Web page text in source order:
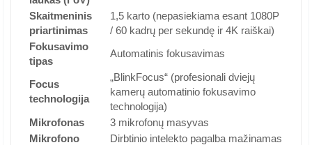
Skaitmeninis
priartinimas
1,5 karto (nepasiekiama esant 1080P
/ 60 kadrų per sekundę ir 4K raiškai)
Fokusavimo
tipas
Automatinis fokusavimas
Focus
technologija
„BlinkFocus“ (profesionali dviejų
kamerų automatinio fokusavimo
technologija)
Mikrofonas
3 mikrofonų masyvas
Mikrofono
Dirbtinio intelekto pagalba mažinamas